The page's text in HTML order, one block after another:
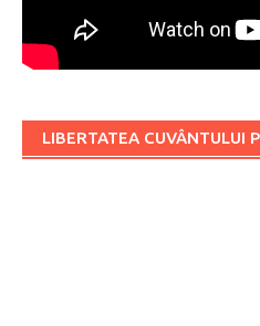
LIBERTATEA CUVÂNTULUI